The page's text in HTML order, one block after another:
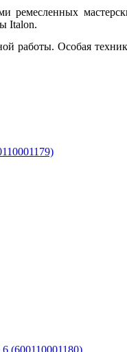
ремесленных
Italon.
работы. Особая